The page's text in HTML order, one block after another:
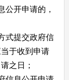
开申请的，
提交政府信
于收到申请
之日；